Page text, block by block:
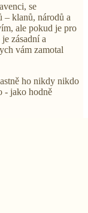
se
– klanů, národů a
ale pokud je pro
zásadní a
vám zamotal
ho nikdy nikdo
- jako hodně